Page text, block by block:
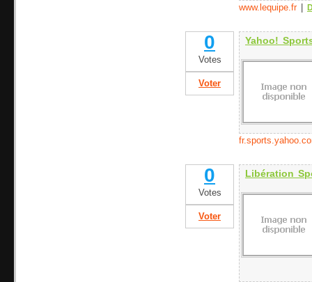
www.lequipe.fr|
0
Votes
Voter
Yahoo!
0
Votes
Voter
Libération